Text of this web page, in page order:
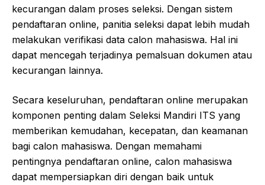
kecurangan dalam proses seleksi. Dengan sistem
pendaftaran online, panitia seleksi dapat lebih mudah
melakukan verifikasi data calon mahasiswa. Hal ini
dapat mencegah terjadinya pemalsuan dokumen atau
kecurangan lainnya.
Secara keseluruhan, pendaftaran online merupakan
komponen penting dalam Seleksi Mandiri ITS yang
memberikan kemudahan, kecepatan, dan keamanan
bagi calon mahasiswa. Dengan memahami
pentingnya pendaftaran online, calon mahasiswa
dapat mempersiapkan diri dengan baik untuk